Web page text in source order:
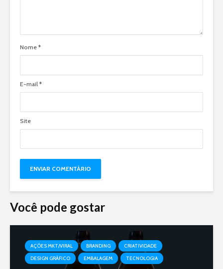
Nome *
E-mail *
Site
Você pode gostar
AÇÕES MKT/VIRAL BRANDING
CRIATIVIDADE
DESIGN GRÁFICO
EMBALAGEM TECNOLOGIA